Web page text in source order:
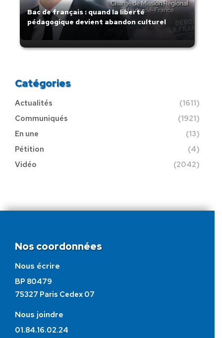
Bac de français : quand la liberté
pédagogique devient abandon culturel
Catégories
Actualités
(1611)
Communiqués
(1921)
En une
(13)
Pétition
(4)
Vidéo
(2042)
Nos coordonnées
Nous écrire
BP 80479
75327 Paris Cedex 07
Nous joindre
01.84.16.02.24